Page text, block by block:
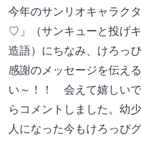
今年のサンリオキャラク
♡」（サンキューと投げ
造語）にちなみ、けろっ
感謝のメッセージを伝え
い～！！ 会えて嬉しい
らコメントしました。幼
人になった今もけろっぴ